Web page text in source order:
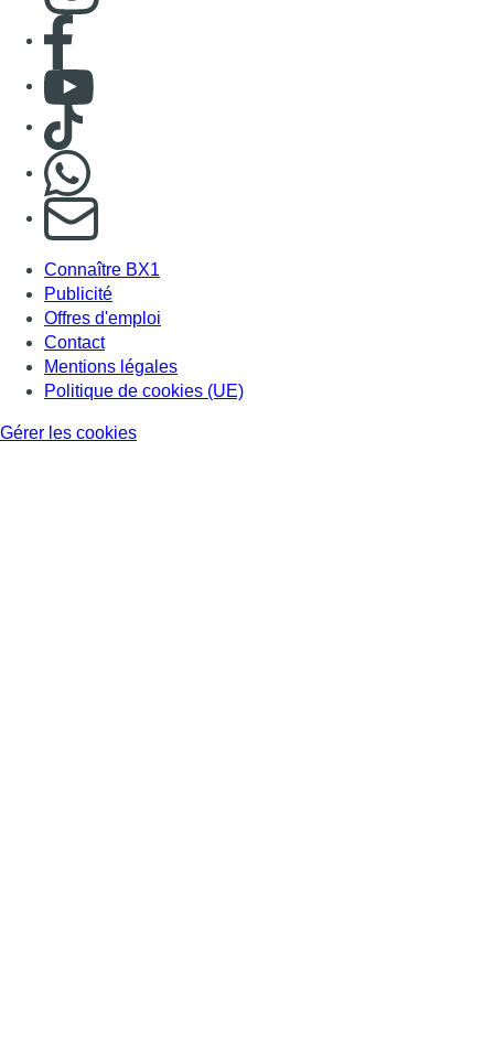
Offres d'emploi
Contact
Mentions légales
Politique de cookies (UE)
Gérer les cookies